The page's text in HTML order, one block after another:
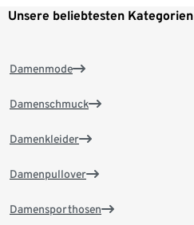
Unsere beliebtesten Kategorien
Damenmode
Damenschmuck
Damenkleider
Damenpullover
Damensporthosen